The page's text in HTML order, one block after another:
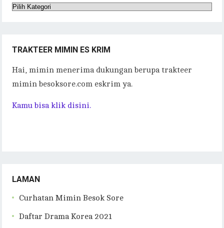
Kategori
TRAKTEER MIMIN ES KRIM
Hai, mimin menerima dukungan berupa trakteer
mimin besoksore.com eskrim ya.
Kamu bisa klik disini.
LAMAN
Curhatan Mimin Besok Sore
Daftar Drama Korea 2021